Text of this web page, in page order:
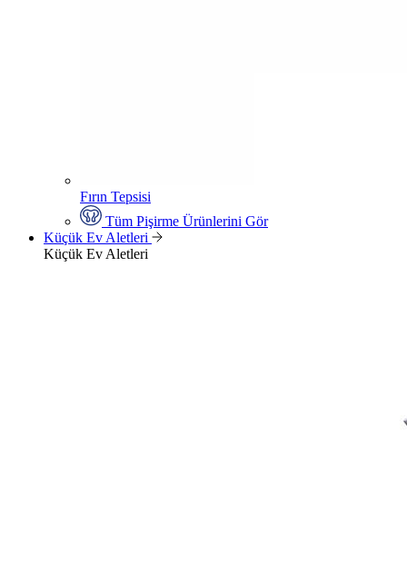
Fırın Tepsisi
Tüm Pişirme Ürünlerini Gör
Küçük Ev Aletleri
Küçük Ev Aletleri